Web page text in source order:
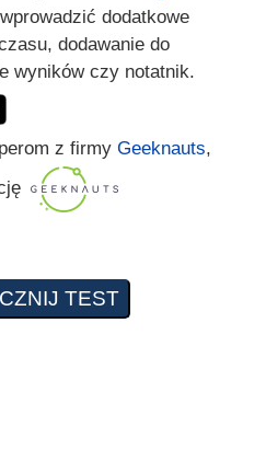
dodatkowe
dodawanie do
wyników czy notatnik.
z firmy Geeknauts,